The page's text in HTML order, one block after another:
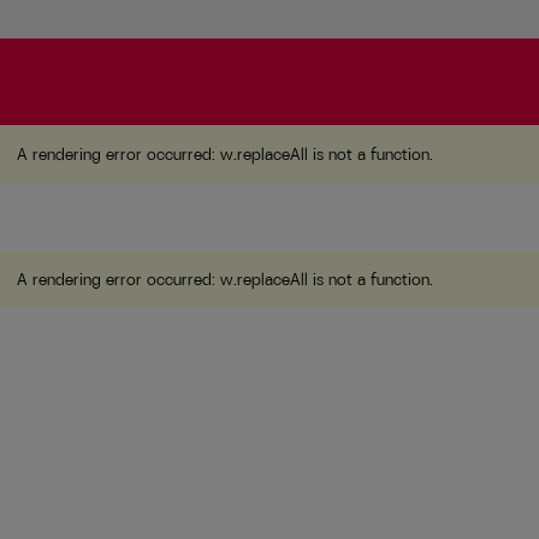
A rendering error occurred:w.replaceAll is not a function
A rendering error occurred: w.replaceAll is not a function.
A rendering error occurred: w.replaceAll is not a function.